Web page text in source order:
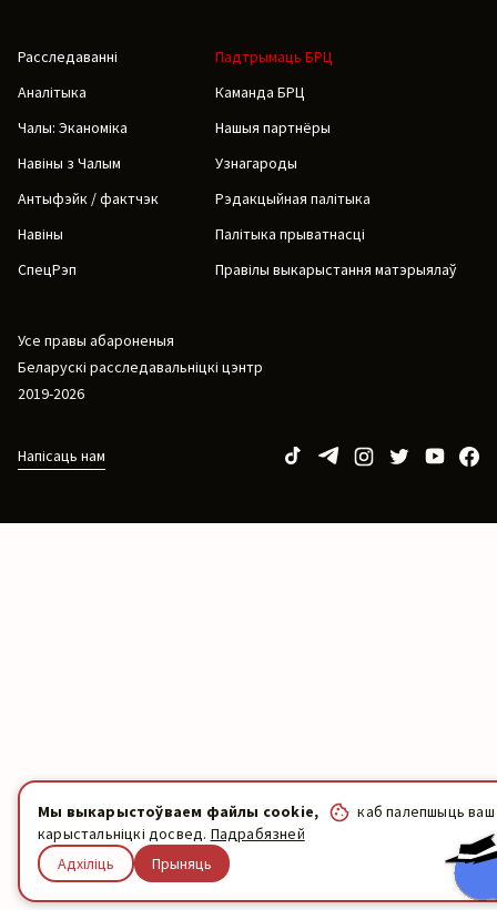
Расследаванні
Аналітыка
Чалы: Эканоміка
Навіны з Чалым
Антыфэйк / фактчэк
Навіны
СпецРэп
Падтрымаць БРЦ
Каманда БРЦ
Нашыя партнёры
Узнагароды
Рэдакцыйная палітыка
Палітыка прыватнасці
Правілы выкарыстання матэрыялаў
Усе правы абароненыя
Беларускі расследавальніцкі цэнтр
2019-2026
Напісаць нам
Мы выкарыстоўваем файлы cookie,
каб палепшыць ваш
карыстальніцкі досвед. Падрабязней
Адхіліць
Прыняць